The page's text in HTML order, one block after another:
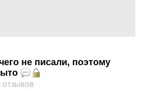
не писали, поэтому
отзывов